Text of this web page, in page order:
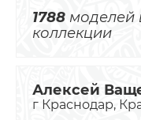
1788 моделей
коллекции
Алексей
г Краснодар,